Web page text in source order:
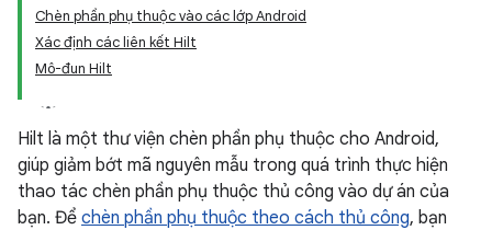
Chèn phần phụ thuộc vào các lớp Android
Xác định các liên kết Hilt
Mô-đun Hilt
Hilt là một thư viện chèn phần phụ thuộc cho Android,
giúp giảm bớt mã nguyên mẫu trong quá trình thực hiện
thao tác chèn phần phụ thuộc thủ công vào dự án của
bạn. Để chèn phần phụ thuộc theo cách thủ công, bạn